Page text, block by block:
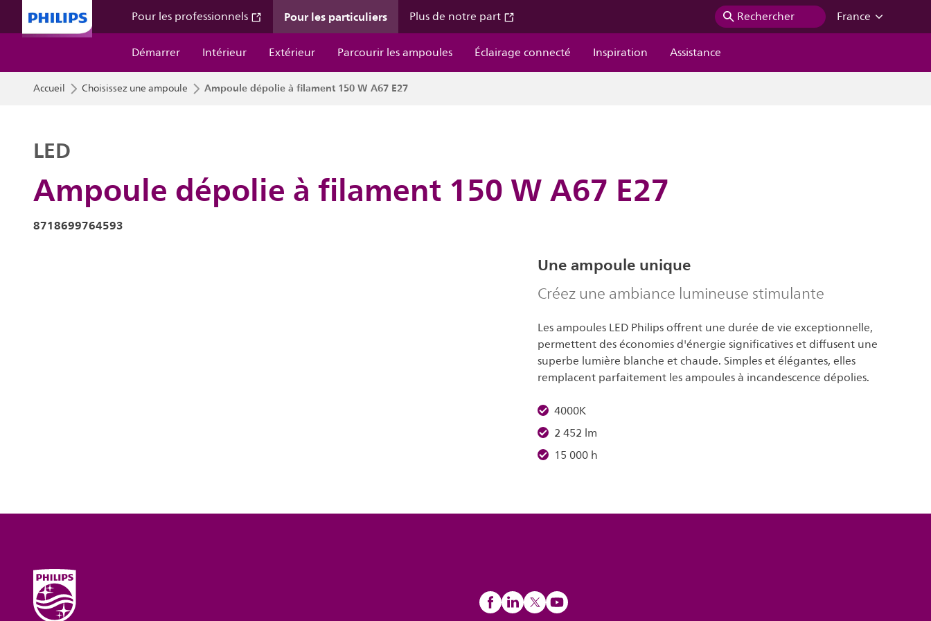
Pour les professionnels Pour les particuliers Plus de notre part Rechercher
France
Démarrer
Intérieur Extérieur Parcourir les ampoules Éclairage connecté Inspiration Assistance
Accueil Choisissez une ampoule Ampoule dépolie à filament 150 W A67 E27
Ampoule dépolie à filament 150 W A67 E27
LED
8718699764593
Une ampoule unique
Créez une ambiance lumineuse stimulante
Les ampoules LED Philips offrent une durée de vie exceptionnelle,
permettent des économies d'énergie significatives et diffusent une
superbe lumière blanche et chaude. Simples et élégantes, elles
remplacent parfaitement les ampoules à incandescence dépolies.
4000K
2 452 lm
15 000 h